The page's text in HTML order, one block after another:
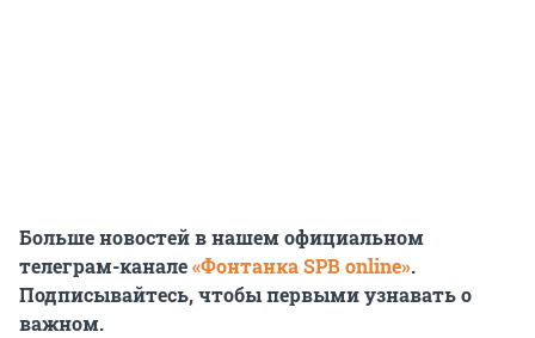
Больше новостей в нашем официальном
телеграм-канале«Фонтанка SPB online».
Подписывайтесь, чтобы первыми узнавать о
важном.